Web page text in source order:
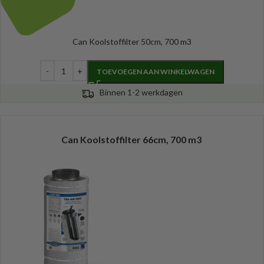
Can Koolstoffilter 50cm, 700 m3
TOEVOEGEN AAN WINKELWAGEN
Binnen 1-2 werkdagen
Can Koolstoffilter 66cm, 700 m3